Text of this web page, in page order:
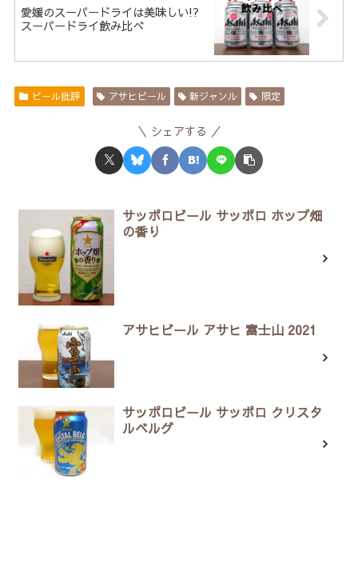
愛媛のスーパードライは美味しい!?
スーパードライ飲み比べ
ビール批評 アサヒビール 新ジャンル 限定
シェアする
サッポロビール サッポロ ホップ畑
の香り
アサヒビール アサヒ 富士山 2021
サッポロビール サッポロ クリスタ
ルベルグ